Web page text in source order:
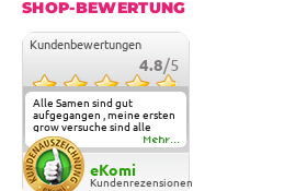
SHOP-BEWERTUNG
Kundenbewertungen
4.8/5
Alle Samen sind gut
aufgegangen , meine ersten
grow versuche sind alle
geglückt. Die Sorten und
Anbieter Vielfalt
überzeugen sehr . Werde
wohl immer hier bestellen !
Mehr...
eKomi
Kundenrezensionen